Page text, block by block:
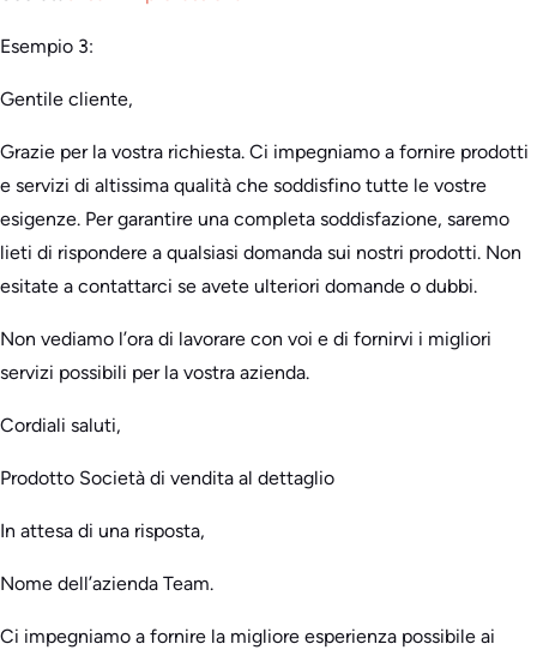
Esempio 3:
Gentile cliente,
Grazie per la vostra richiesta. Ci impegniamo a fornire prodotti
e servizi di altissima qualità che soddisfino tutte le vostre
esigenze. Per garantire una completa soddisfazione, saremo
lieti di rispondere a qualsiasi domanda sui nostri prodotti. Non
esitate a contattarci se avete ulteriori domande o dubbi.
Non vediamo l’ora di lavorare con voi e di fornirvi i migliori
servizi possibili per la vostra azienda.
Cordiali saluti,
Prodotto Società di vendita al dettaglio
In attesa di una risposta,
Nome dell’azienda Team.
Ci impegniamo a fornire la migliore esperienza possibile ai